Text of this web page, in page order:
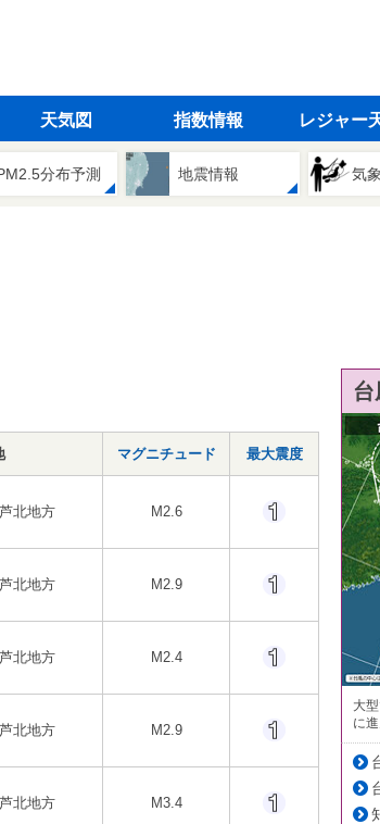
天気図 指数情報 レジャー
分布予測 地震情報 気
マグニチュード 最大震度
北地方 M2.6
北地方 M2.9
北地方 M2.4
北地方 M2.9
北地方 M3.4
大
に